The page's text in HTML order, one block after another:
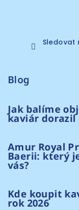
Sledovat
Blog
Jak balíme
kaviár dorazil
Amur Royal
Baerii: který
vás?
Kde koupit
rok 2026